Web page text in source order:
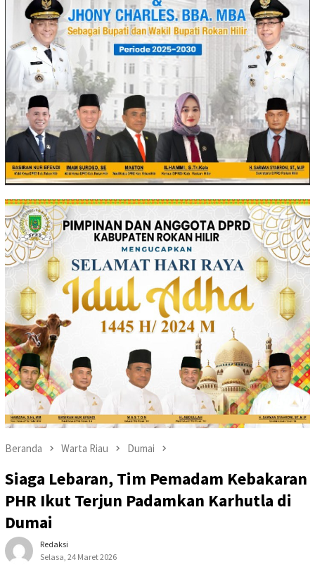
Beranda Warta Riau Dumai
Siaga Lebaran, Tim Pemadam Kebakaran
PHR Ikut Terjun Padamkan Karhutla di
Dumai
Redaksi
Selasa, 24 Maret 2026